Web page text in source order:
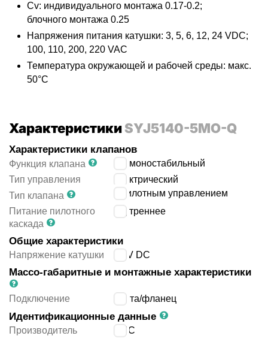
Cv: индивидуального монтажа 0.17-0.2;
блочного монтажа 0.25
Напряжения питания катушки: 3, 5, 6, 12, 24 VDC;
100, 110, 200, 220 VAC
Температура окружающей и рабочей среды: макс.
50°C
ХарактеристикиSYJ5140-5MO-Q
Характеристики клапанов
Функция клапана
5/2 моностабильный
Тип управления
электрический
Тип клапана
с пилотным управлением
Питание пилотного
каскада
внутреннее
Общие характеристики
Напряжение катушки 24 V DC
Массо-габаритные и монтажные характеристики
Подключение плита/фланец
Идентификационные данные
Производитель
SMC